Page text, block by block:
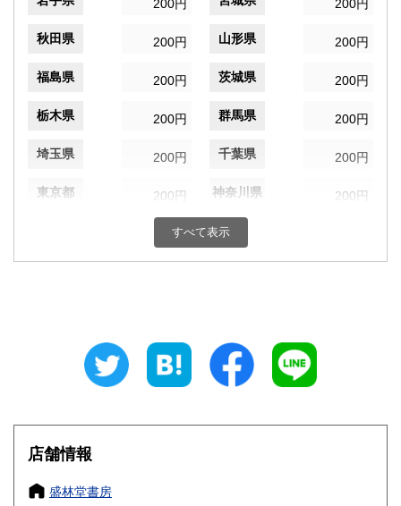
200円 200円
秋田県 200円 山形県 200円
福島県 200円 茨城県 200円
栃木県 200円 群馬県 200円
埼玉県 200円 千葉県 200円
東京都 200円 神奈川県 200円
200円 富山県
静岡県
200円 三重県
滋賀県 200円 京都府 200円
大阪府
奈良県
すべて表示
店舗情報
盛林堂書房